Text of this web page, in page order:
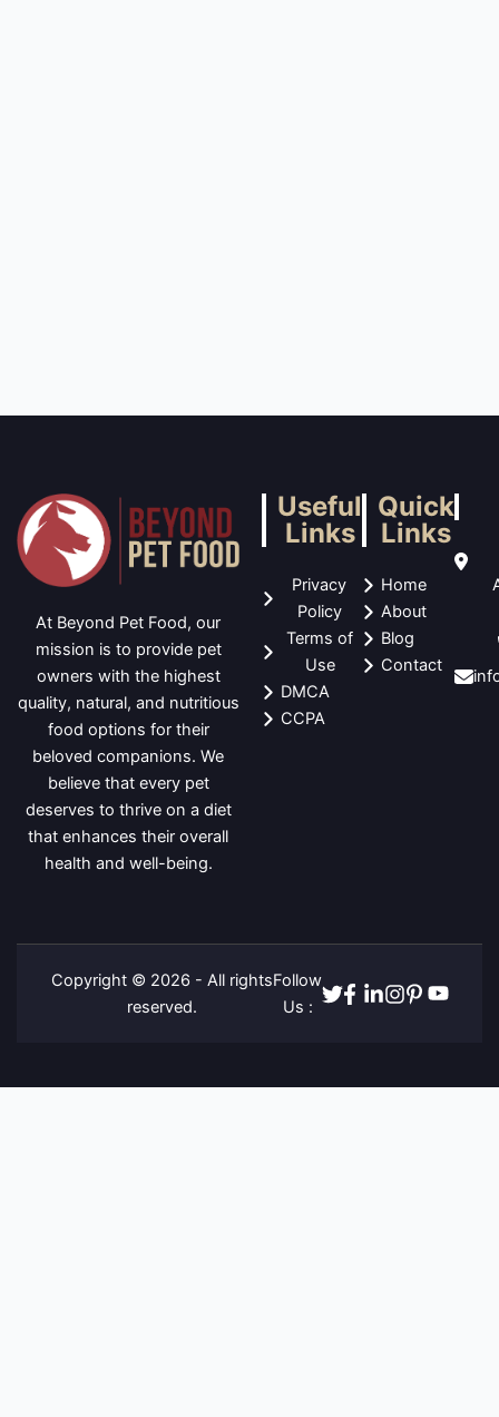
At Beyond Pet Food, our
mission is to provide pet
owners with the highest
quality, natural, and nutritious
food options for their
beloved companions. We
believe that every pet
deserves to thrive on a diet
that enhances their overall
health and well-being.
Useful
Links
Privacy
Policy
Terms of
Use
DMCA
CCPA
Quick
Links
Home
About
Blog
Contact
Copyright © 2026 - All rights
reserved.
Follow
Us : TwitterFacebook
Linkedin
Instagram
Pinterest
Youtube